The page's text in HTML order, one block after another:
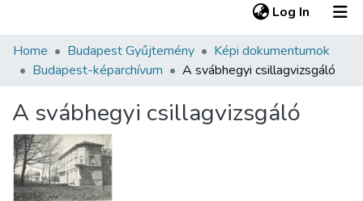
Log In (current)
Communities & Collections
Statistics
About us
Home Budapest Gyűjtemény
Képi dokumentumok
Budapest-képarchívum
A svábhegyi csillagvizsgáló
A svábhegyi csillagvizsgáló